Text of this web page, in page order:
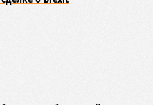
миллионов
стихий. Вот что тогда
чрезвычайно
образовалось огромное
знак после периода